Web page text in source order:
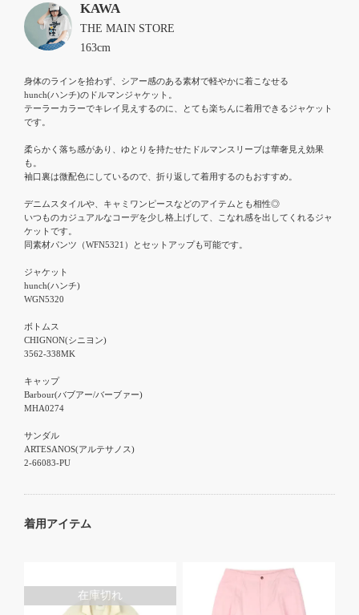
KAWA
THE MAIN STORE
163cm
身体のラインを拾わず、シアー感のある素材で軽やかに着こなせる
hunch(ハンチ)のドルマンジャケット。
テーラーカラーでキレイ見えするのに、とても楽ちんに着用できるジャケット
です。
柔らかく落ち感があり、ゆとりを持たせたドルマンスリーブは華奢見え効果
も。
袖口裏は微配色にしているので、折り返して着用するのもおすすめ。
デニムスタイルや、キャミワンピースなどのアイテムとも相性◎
いつものカジュアルなコーデを少し格上げして、こなれ感を出してくれるジャ
ケットです。
同素材パンツ（WFN5321）とセットアップも可能です。
ジャケット
hunch(ハンチ)
WGN5320
ボトムス
CHIGNON(シニヨン)
3562-338MK
キャップ
Barbour(バブアー/バーブァー)
MHA0274
サンダル
ARTESANOS(アルテサノス)
2-66083-PU
着用アイテム
在庫切れ